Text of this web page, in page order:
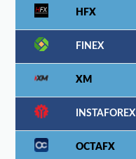
HFX
FINEX
XM
INSTAFOREX
OCTAFX